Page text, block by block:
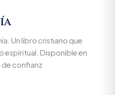
Un libro cristiano que
espiritual. Disponible en
de confianz